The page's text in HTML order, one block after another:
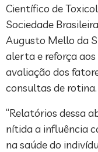
Científico de
Sociedade
Augusto Mello da
alerta e reforça
avaliação dos
consultas de rotina.
“Relatórios dessa
nítida a influência
na saúde do